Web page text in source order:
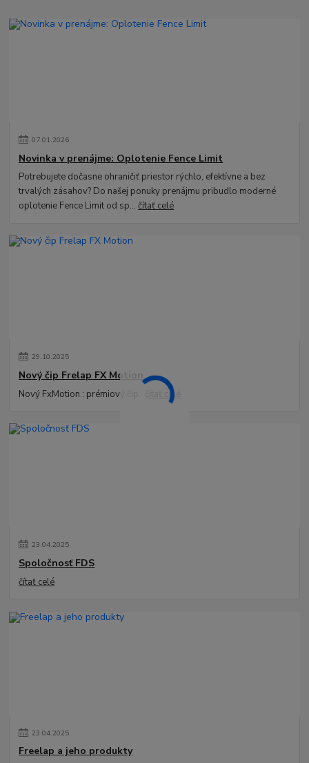
07.01.2026
Novinka v prenájme: Oplotenie Fence Limit
Potrebujete dočasne ohraničiť priestor rýchlo, efektívne a bez
trvalých zásahov? Do našej ponuky prenájmu pribudlo moderné
oplotenie Fence Limit od sp...čítať celé
29.10.2025
Nový čip Frelap FX Motion
Nový FxMotion : prémiový čip. čítať celé
23.04.2025
Spoločnosť FDS
čítať celé
23.04.2025
Freelap a jeho produkty